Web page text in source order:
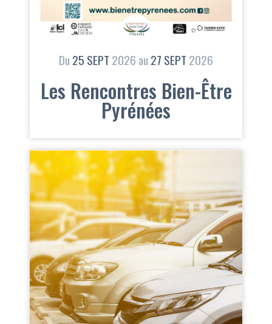
Du 25 SEPT 2026 au 27 SEPT 2026
Les Rencontres Bien-Être
Pyrénées